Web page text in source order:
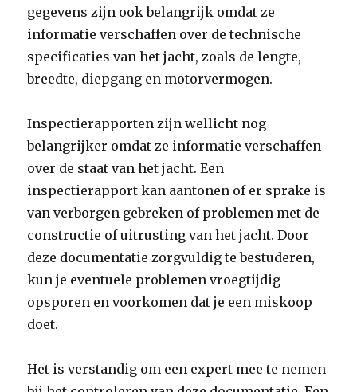
gegevens zijn ook belangrijk omdat ze
informatie verschaffen over de technische
specificaties van het jacht, zoals de lengte,
breedte, diepgang en motorvermogen.
Inspectierapporten zijn wellicht nog
belangrijker omdat ze informatie verschaffen
over de staat van het jacht. Een
inspectierapport kan aantonen of er sprake is
van verborgen gebreken of problemen met de
constructie of uitrusting van het jacht. Door
deze documentatie zorgvuldig te bestuderen,
kun je eventuele problemen vroegtijdig
opsporen en voorkomen dat je een miskoop
doet.
Het is verstandig om een expert mee te nemen